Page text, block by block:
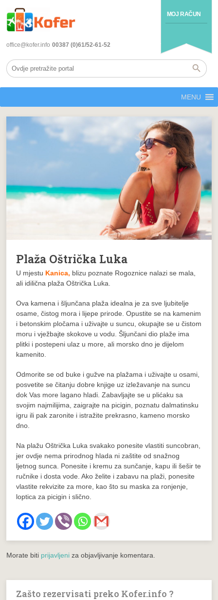
MOJ RAČUN
office@kofer.info 00387 (0)61/52-61-52
MENU
Plaža Oštrička Luka
U mjestu Kanica, blizu poznate Rogoznice nalazi se mala,
ali idilična plaža Oštrička Luka.
Ova kamena i šljunčana plaža idealna je za sve ljubitelje
osame, čistog mora i lijepe prirode. Opustite se na kamenim
i betonskim pločama i uživajte u suncu, okupajte se u čistom
moru i vježbajte skokove u vodu. Šljunčani dio plaže ima
plitki i postepeni ulaz u more, ali morsko dno je dijelom
kamenito.
Odmorite se od buke i gužve na plažama i uživajte u osami,
posvetite se čitanju dobre knjige uz izležavanje na suncu
dok Vas more lagano hladi. Zabavljajte se u plićaku sa
svojim najmilijima, zaigrajte na picigin, poznatu dalmatinsku
igru ili pak zaronite i istražite prekrasno, kameno morsko
dno.
Na plažu Oštrička Luka svakako ponesite vlastiti suncobran,
jer ovdje nema prirodnog hlada ni zaštite od snažnog
ljetnog sunca. Ponesite i kremu za sunčanje, kapu ili šešir te
ručnike i dosta vode. Ako želite i zabavu na plaži, ponesite
vlastite rekvizite za more, kao što su maska za ronjenje,
loptica za picigin i slično.
Morate biti prijavljeni za objavljivanje komentara.
Zašto rezervisati preko Kofer.info ?